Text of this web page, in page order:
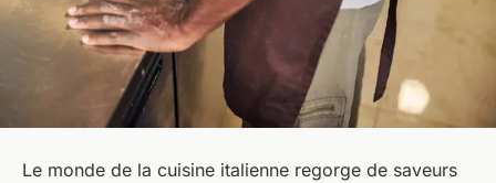
Le monde de la cuisine italienne regorge de saveurs